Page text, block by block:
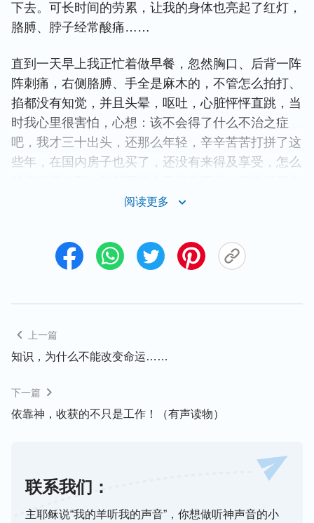
下去。可长时间的劳累，让我的身体也亮起了红灯，
胳膊、脖子经常酸痛……
直到一天早上我正忙着做早餐，忽然胸口、后背一阵
阵刺痛，右侧胳膊、手全是麻木的，不管怎么拍打、
掐都没有知觉，并且头晕，呕吐，心脏怦怦直跳，当
时我心里很害怕，心想：该不会得了什么不治之症
吧，我才三十出头，还那么年轻，辛辛苦苦打拼了这
些年，在国内房子也买了，还没有来得及享受，怎么
诊断是腰椎病和颈椎病，医生嘱咐我以后注意休息，
了医生的话，我心里虽然有些害怕，但并没有当回
事，觉得现在病情并没有恶化，还不影响我继续上班
养。
经上主耶稣说：“
命，有什么益处呢？人还能拿什么换生命呢？
豪，或是平民百姓，没了生命有再多的钱也没有意
义。主的话安抚了我浮躁的心，那段时间我没事就看
看圣经，或和小梅一起去教堂聚会。但一听到身边的
人发工资或涨工资，我要挣钱的心又开始蠢蠢欲动，
阅读更多
上一篇
知识，为什么不能改变命运……
下一篇
依靠神，收获的不只是工作！（有声读物）
联系我们：
主耶稣说“我的羊听我的声音”，你想做听神声音的小